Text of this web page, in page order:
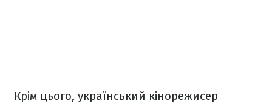
Крім цього, український кінорежисер